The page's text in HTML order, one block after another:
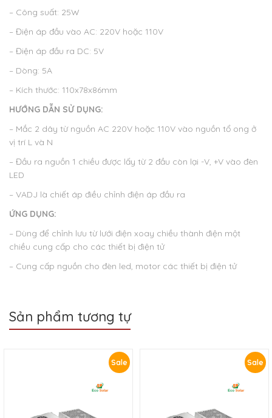
– Công suất: 25W
– Điện áp đầu vào AC: 220V hoặc 110V
– Điện áp đầu ra DC: 5V
– Dòng: 5A
– Kích thước: 110x78x86mm
HƯỚNG DẪN SỬ DỤNG:
– Mắc 2 dây từ nguồn AC 220V hoặc 110V vào nguồn tổ ong ở
vị trí L và N
– Đầu ra nguồn 1 chiều được lấy từ 2 đầu còn lại -V, +V vào đèn
LED
– VADJ là chiết áp điều chỉnh điện áp đầu ra
ỨNG DỤNG:
– Dùng để chỉnh lưu từ lưới điện xoay chiều thành điện một
chiều cung cấp cho các thiết bị điện tử
– Cung cấp nguồn cho đèn led, motor các thiết bị điện tử
Sản phẩm tương tự
Sale Sale